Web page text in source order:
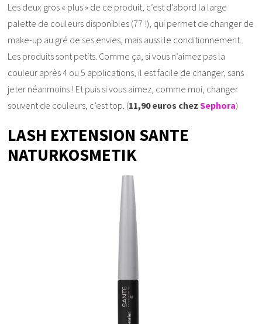
Les deux gros « plus » de ce produit, c’est d’abord la large
palette de couleurs disponibles (77 !), qui permet de changer de
make-up au gré de ses envies, mais aussi le conditionnement.
Les produits sont petits. Comme ça, si vous n’aimez pas la
couleur après 4 ou 5 applications, il est facile de changer, sans
jeter néanmoins ! Et puis si vous aimez, comme moi, changer
souvent de couleurs, c’est top. (11,90 euros chezSephora)
LASH EXTENSION SANTE
NATURKOSMETIK